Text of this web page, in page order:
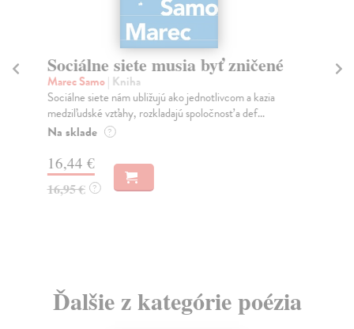
Sociálne siete musia byť zničené
Marec Samo| Kniha
Sociálne siete nám ubližujú ako jednotlivcom a kazia
medziľudské vzťahy, rozkladajú spoločnosť a def...
Na sklade ?
16,44 €
16,95 € ?
Ďalšie z kategórie poézia